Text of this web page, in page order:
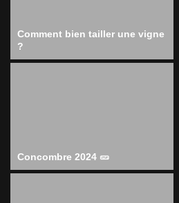
Comment bien tailler une vigne
?
Concombre 2024 🥒